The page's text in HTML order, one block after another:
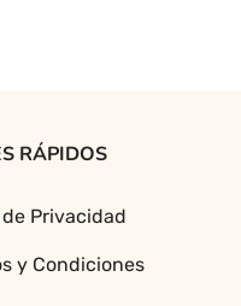
elegir
la
de
RÁPIDOS
Privacidad
y Condiciones